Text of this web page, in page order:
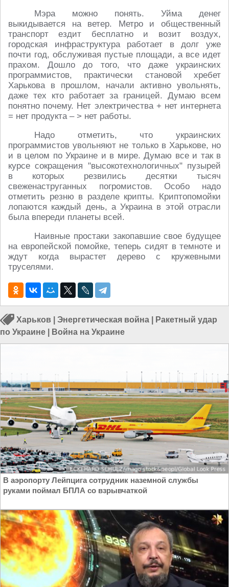
Мэра можно понять. Уйма денег
выкидывается на ветер. Метро и общественный
транспорт ездит бесплатно и возит воздух,
городская инфраструктура работает в долг уже
почти год, обслуживая пустые площади, а все идет
прахом. Дошло до того, что даже украинских
программистов, практически становой хребет
Харькова в прошлом, начали активно увольнять,
даже тех кто работает за границей. Думаю всем
понятно почему. Нет электричества + нет интернета
= нет продукта – > нет работы.
Надо отметить, что украинских
программистов увольняют не только в Харькове, но
и в целом по Украине и в мире. Думаю все и так в
курсе сокращения "высокотехнологичных" пузырей
в которых резвились десятки тысяч
свеженаструганных погромистов. Особо надо
отметить резню в разделе крипты. Криптопомойки
лопаются каждый день, а Украина в этой отрасли
была впереди планеты всей.
Наивные простаки закопавшие свое будущее
на европейской помойке, теперь сидят в темноте и
ждут когда вырастет дерево с кружевными
труселями.
Харьков Энергетическая война
Ракетный удар
по Украине
Война на Украине
В аэропорту Лейпцига сотрудник наземной службы
руками поймал БПЛА со взрывчаткой